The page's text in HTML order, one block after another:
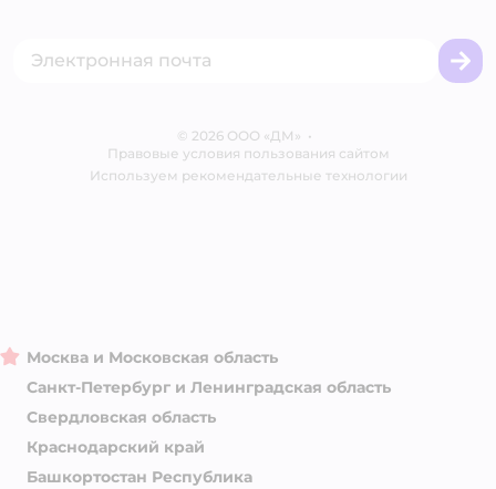
Блог
Корм для собак
© 2026 ООО «ДМ» •
Правовые условия пользования сайтом
Используем рекомендательные технологии
Москва и Московская область
Санкт-Петербург и Ленинградская область
Свердловская область
Краснодарский край
Башкортостан Республика